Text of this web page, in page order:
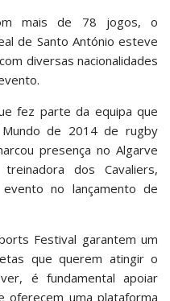
mais de 78 jogos, o
de Santo António esteve
diversas nacionalidades
fez parte da equipa que
de 2014 de rugby
presença no Algarve
dos Cavaliers,
no lançamento de
Festival garantem um
que querem atingir o
é fundamental apoiar
oferecem uma plataforma